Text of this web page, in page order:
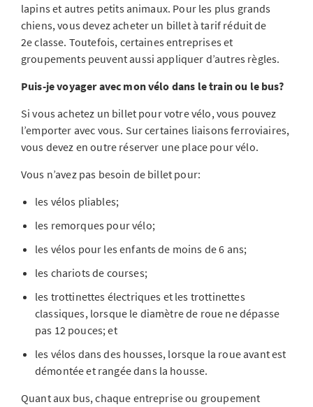
lapins et autres petits animaux. Pour les plus grands
chiens, vous devez acheter un billet à tarif réduit de
2e classe. Toutefois, certaines entreprises et
groupements peuvent aussi appliquer d’autres règles.
Puis-je voyager avec mon vélo dans le train ou le bus?
Si vous achetez un billet pour votre vélo, vous pouvez
l’emporter avec vous. Sur certaines liaisons ferroviaires,
vous devez en outre réserver une place pour vélo.
Vous n’avez pas besoin de billet pour:
les vélos pliables;
les remorques pour vélo;
les vélos pour les enfants de moins de 6 ans;
les chariots de courses;
les trottinettes électriques et les trottinettes
classiques, lorsque le diamètre de roue ne dépasse
pas 12 pouces; et
les vélos dans des housses, lorsque la roue avant est
démontée et rangée dans la housse.
Quant aux bus, chaque entreprise ou groupement